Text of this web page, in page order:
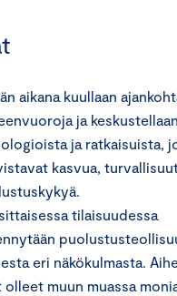
aikana kuullaan
ja keskustellaan
ja ratkaisuista,
kasvua,
tilaisuudessa
eri näkökulmasta.
olleet muun muassa